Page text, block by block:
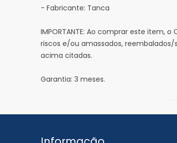
- Fabricante: Tanca
IMPORTANTE: Ao comprar este
riscos e/ou amassados,
acima citadas.
Garantia: 3 meses.